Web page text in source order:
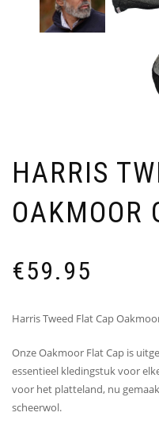
HARRIS
OAKMOOR
€59.95
Harris Tweed Flat Cap
Onze Oakmoor Flat Cap is
essentieel kledingstuk voor
voor het platteland, nu
scheerwol.